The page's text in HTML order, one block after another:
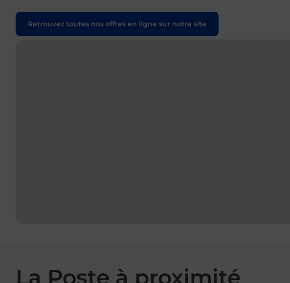
Retrouvez toutes nos offres en ligne sur notre site
La Poste à proximité